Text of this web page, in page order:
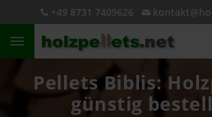
+49 8731 7409626
Pellets Biblis:
günstig